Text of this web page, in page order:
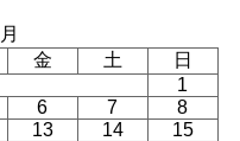
金 土
日
1
6 7
8
13 14
15